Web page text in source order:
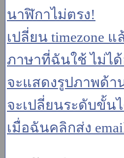
นาฬิกาไม่ตรง!
เปลี่ยน timezone
ภาษาที่ฉันใช้ ไม่ไ
จะแสดงรูปภาพด้าน
จะเปลี่ยนระดับขั้น
เมื่อฉันคลิกส่ง